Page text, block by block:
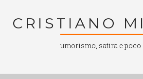
CRISTIANO
umorismo, satira e poco